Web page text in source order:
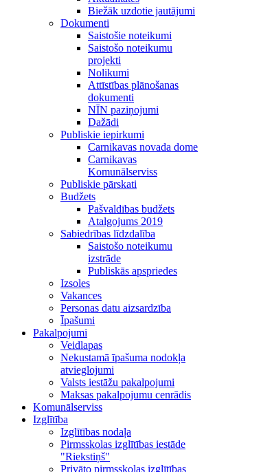
Biežāk uzdotie jautājumi
Dokumenti
Saistošie noteikumi
Saistošo noteikumu
projekti
Nolikumi
Attīstības plānošanas
dokumenti
NĪN paziņojumi
Dažādi
Publiskie iepirkumi
Carnikavas novada dome
Carnikavas
Komunālserviss
Publiskie pārskati
Budžets
Pašvaldības budžets
Atalgojums 2019
Sabiedrības līdzdalība
Saistošo noteikumu
izstrāde
Publiskās apspriedes
Izsoles
Vakances
Personas datu aizsardzība
Īpašumi
Pakalpojumi
Veidlapas
Nekustamā īpašuma nodokļa
atvieglojumi
Valsts iestāžu pakalpojumi
Maksas pakalpojumu cenrādis
Komunālserviss
Izglītība
Izglītības nodaļa
Pirmsskolas izglītības iestāde
"Riekstiņš"
Privāto pirmsskolas izglītības